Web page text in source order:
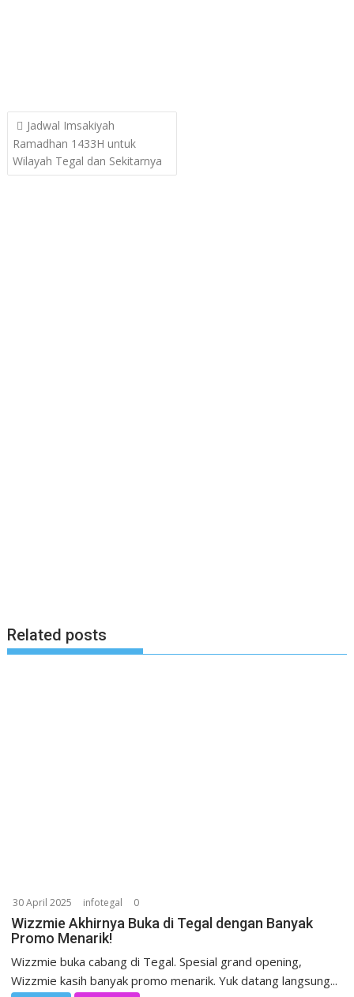
Post
navigation
Jadwal Imsakiyah
Ramadhan 1433H untuk
Wilayah Tegal dan Sekitarnya
Related posts
30 April 2025 infotegal 0
Wizzmie Akhirnya Buka di Tegal dengan Banyak
Promo Menarik!
Wizzmie buka cabang di Tegal. Spesial grand opening,
Wizzmie kasih banyak promo menarik. Yuk datang langsung...